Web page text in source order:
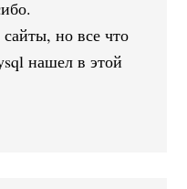
но все что
нашел в этой